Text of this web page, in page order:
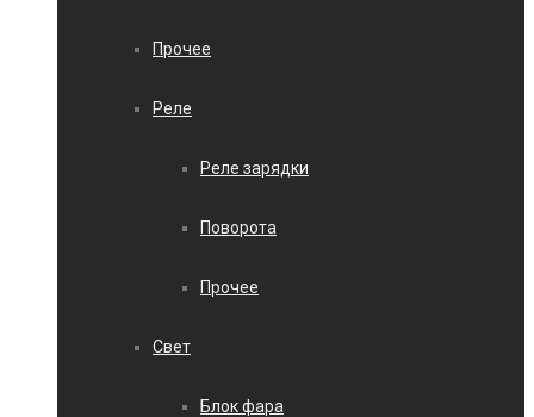
Прочее
Реле
Реле зарядки
Поворота
Прочее
Свет
Блок фара